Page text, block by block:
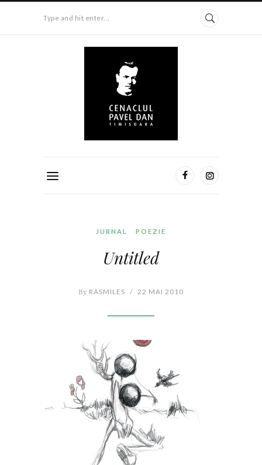
Type and hit enter...
JURNAL POEZIE
Untitled
By RASMILES / 22 MAI 2010